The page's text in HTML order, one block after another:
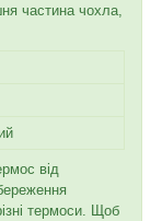
частина чохла,
від
термоси. Щоб